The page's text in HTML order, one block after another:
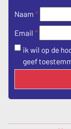
Naam *
Email *
ik wil op de
geef